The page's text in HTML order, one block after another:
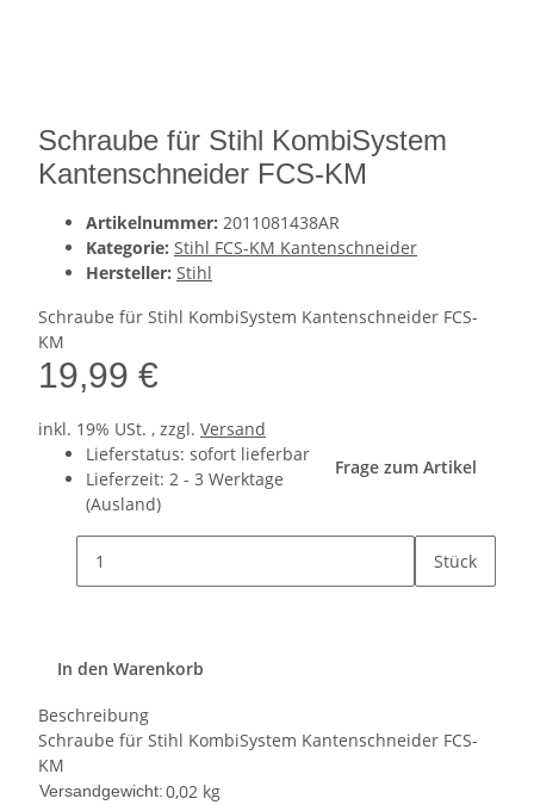
Schraube für Stihl KombiSystem
Kantenschneider FCS-KM
Artikelnummer: 2011081438AR
Kategorie: Stihl FCS-KM Kantenschneider
Hersteller: Stihl
Schraube für Stihl KombiSystem Kantenschneider FCS-
KM
19,99 €
inkl. 19% USt. , zzgl. Versand
Lieferstatus: sofort lieferbar
Lieferzeit: 2 - 3 Werktage
(Ausland)
Frage zum Artikel
Stück
In den Warenkorb
Beschreibung
Schraube für Stihl KombiSystem Kantenschneider FCS-
KM
Versandgewicht:0,02 kg